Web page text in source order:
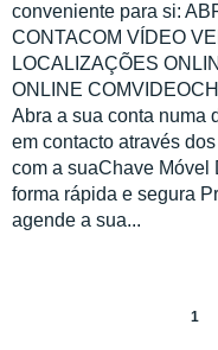
conveniente para si:
CONTACOM VÍDEO
LOCALIZAÇÕES
ONLINE
Abra a sua conta numa
em contacto através
com a suaChave Móvel
forma rápida e segura
agende a sua...
1